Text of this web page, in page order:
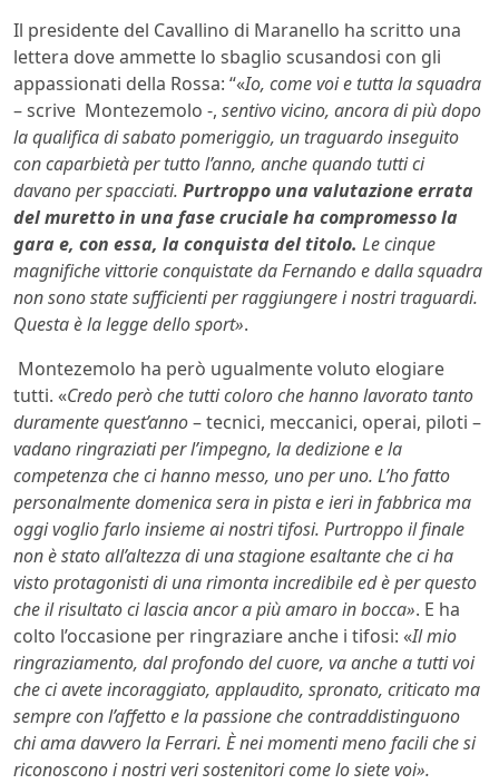
Il presidente del Cavallino di Maranello ha scritto una
lettera dove ammette lo sbaglio scusandosi con gli
appassionati della Rossa: “«Io, come voi e tutta la squadra
– scrive Montezemolo -, sentivo vicino, ancora di più dopo
la qualifica di sabato pomeriggio, un traguardo inseguito
con caparbietà per tutto l’anno, anche quando tutti ci
davano per spacciati. Purtroppo una valutazione errata
del muretto in una fase cruciale ha compromesso la
gara e, con essa, la conquista del titolo. Le cinque
magnifiche vittorie conquistate da Fernando e dalla squadra
non sono state sufficienti per raggiungere i nostri traguardi.
Questa è la legge dello sport».
Montezemolo ha però ugualmente voluto elogiare
tutti. «Credo però che tutti coloro che hanno lavorato tanto
duramente quest’anno– tecnici, meccanici, operai, piloti –
vadano ringraziati per l’impegno, la dedizione e la
competenza che ci hanno messo, uno per uno. L’ho fatto
personalmente domenica sera in pista e ieri in fabbrica ma
oggi voglio farlo insieme ai nostri tifosi. Purtroppo il finale
non è stato all’altezza di una stagione esaltante che ci ha
visto protagonisti di una rimonta incredibile ed è per questo
che il risultato ci lascia ancor a più amaro in bocca». E ha
colto l’occasione per ringraziare anche i tifosi: «Il mio
ringraziamento, dal profondo del cuore, va anche a tutti voi
che ci avete incoraggiato, applaudito, spronato, criticato ma
sempre con l’affetto e la passione che contraddistinguono
chi ama davvero la Ferrari. È nei momenti meno facili che si
riconoscono i nostri veri sostenitori come lo siete voi».